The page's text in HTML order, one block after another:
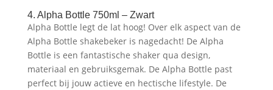
4. Alpha Bottle 750ml – Zwart
Alpha Bottle legt de lat hoog! Over elk aspect van de
Alpha Bottle shakebeker is nagedacht! De Alpha
Bottle is een fantastische shaker qua design,
materiaal en gebruiksgemak. De Alpha Bottle past
perfect bij jouw actieve en hectische lifestyle. De